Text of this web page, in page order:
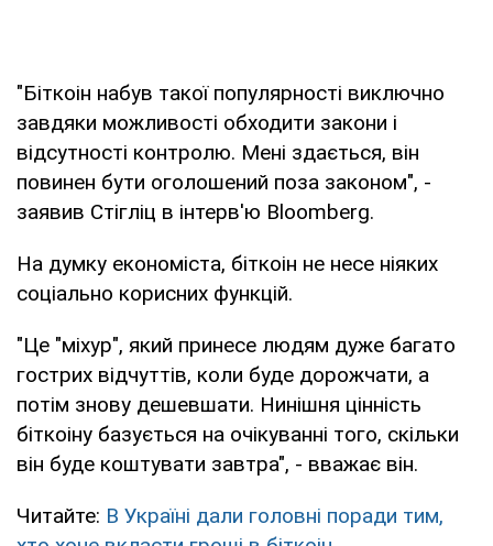
"Біткоін набув такої популярності виключно
завдяки можливості обходити закони і
відсутності контролю. Мені здається, він
повинен бути оголошений поза законом", -
заявив Стігліц в інтерв'ю Bloomberg.
На думку економіста, біткоін не несе ніяких
соціально корисних функцій.
"Це "міхур", який принесе людям дуже багато
гострих відчуттів, коли буде дорожчати, а
потім знову дешевшати. Нинішня цінність
біткоіну базується на очікуванні того, скільки
він буде коштувати завтра", - вважає він.
Читайте: В Україні дали головні поради тим,